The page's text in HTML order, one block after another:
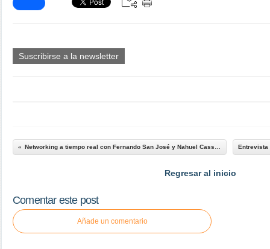
Suscribirse a la newsletter
Regresar al inicio
Comentar este post
Añade un comentario